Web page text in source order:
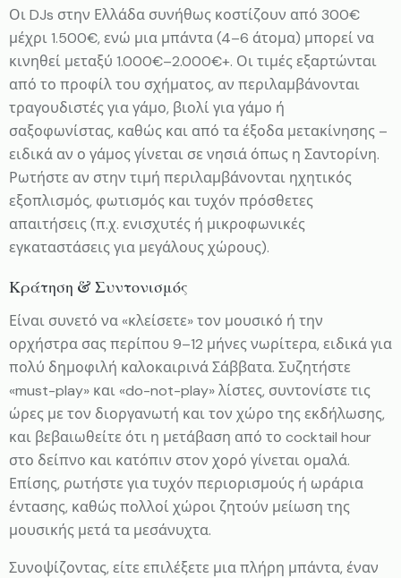
Οι DJs στην Ελλάδα συνήθως κοστίζουν από 300€
μέχρι 1.500€, ενώ μια μπάντα (4–6 άτομα) μπορεί να
κινηθεί μεταξύ 1.000€–2.000€+. Οι τιμές εξαρτώνται
από το προφίλ του σχήματος, αν περιλαμβάνονται
τραγουδιστές για γάμο, βιολί για γάμο ή
σαξοφωνίστας, καθώς και από τα έξοδα μετακίνησης –
ειδικά αν ο γάμος γίνεται σε νησιά όπως η Σαντορίνη.
Ρωτήστε αν στην τιμή περιλαμβάνονται ηχητικός
εξοπλισμός, φωτισμός και τυχόν πρόσθετες
απαιτήσεις (π.χ. ενισχυτές ή μικροφωνικές
εγκαταστάσεις για μεγάλους χώρους).
Κράτηση & Συντονισμός
Είναι συνετό να «κλείσετε» τον μουσικό ή την
ορχήστρα σας περίπου 9–12 μήνες νωρίτερα, ειδικά για
πολύ δημοφιλή καλοκαιρινά Σάββατα. Συζητήστε
«must-play» και «do-not-play» λίστες, συντονίστε τις
ώρες με τον διοργανωτή και τον χώρο της εκδήλωσης,
και βεβαιωθείτε ότι η μετάβαση από το cocktail hour
στο δείπνο και κατόπιν στον χορό γίνεται ομαλά.
Επίσης, ρωτήστε για τυχόν περιορισμούς ή ωράρια
έντασης, καθώς πολλοί χώροι ζητούν μείωση της
μουσικής μετά τα μεσάνυχτα.
Συνοψίζοντας, είτε επιλέξετε μια πλήρη μπάντα, έναν